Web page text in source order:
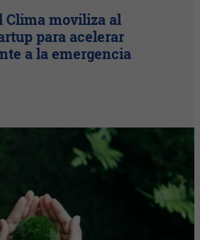
Clima moviliza al
para acelerar
a la emergencia